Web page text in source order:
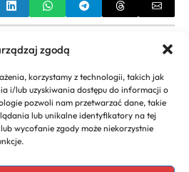
zgodą
korzystamy z technologii, takich jak
i/lub uzyskiwania dostępu do informacji o
pozwoli nam przetwarzać dane, takie
lub unikalne identyfikatory na tej
wycofanie zgody może niekorzystnie
firmowe – Szybko Obliczaj
dla Firm
NEXT
Nowy Ład: Oblicz Pensję